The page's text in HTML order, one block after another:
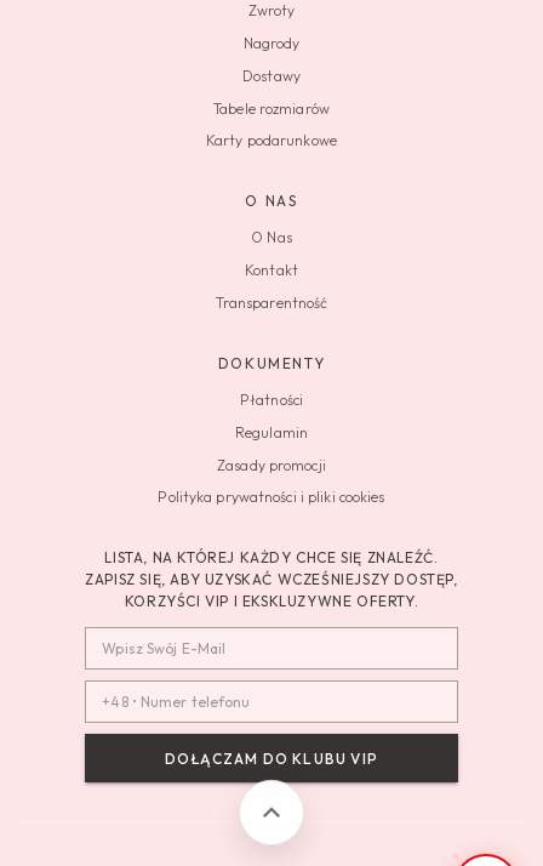
Zwroty
Nagrody
Dostawy
Tabele rozmiarów
Karty podarunkowe
O NAS
O Nas
Kontakt
Transparentność
DOKUMENTY
Płatności
Regulamin
Zasady promocji
Polityka prywatności i pliki cookies
LISTA, NA KTÓREJ KAŻDY CHCE SIĘ ZNALEŹĆ.
ZAPISZ SIĘ, ABY UZYSKAĆ WCZEŚNIEJSZY DOSTĘP,
KORZYŚCI VIP I EKSKLUZYWNE OFERTY.
DOŁĄCZAM DO KLUBU VIP